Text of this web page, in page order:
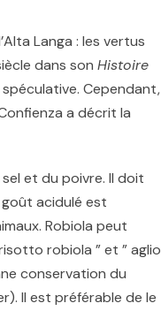
Alta Langa : les vertus
dans son Histoire
Cependant,
a décrit la
et du poivre. Il doit
acidulé est
Robiola peut
robiola ” et ” aglio
conservation du
Il est préférable de le